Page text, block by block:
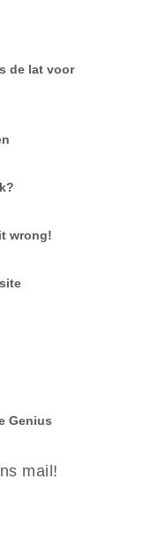
de lat voor
wrong!
Genius
mail!